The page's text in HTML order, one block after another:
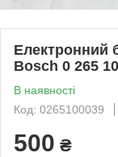
Електронний
Bosch 0 265
В наявності
Код: 0265100039
500 ₴